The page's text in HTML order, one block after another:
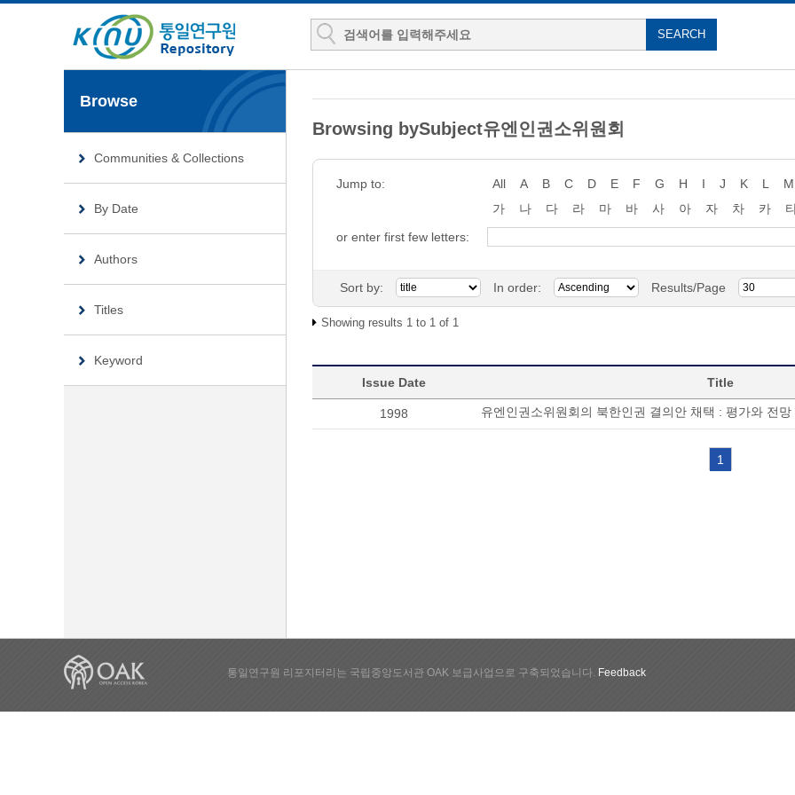
Browse
Communities & Collections
By Date
Authors
Titles
Keyword
Browsing bySubject유엔인권소위원회
Jump to: All A B C D E F G H I J K L M
가
나 다 라 마 바 사 아 자 차 카
or enter first few letters:
Sort by: In order: Results/Page
Showing results 1 to 1 of 1
Issue Date Title
1998 유엔인권소위원회의 북한인권 결의안 채택 : 평가와 전망
1
통일연구원 리포지터리는 국립중앙도서관 OAK 보급사업으로 구축되었습니다. Feedback